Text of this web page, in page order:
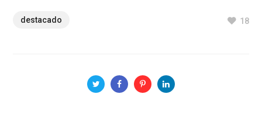
destacado 18